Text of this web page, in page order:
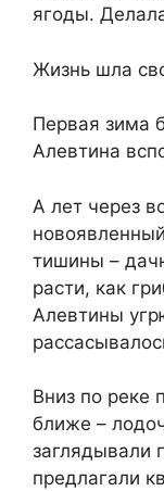
ягоды.
Жизнь шла
Первая зима
Алевтина
А лет через
тишины –
расти, как
Алевтины
Вниз по реке
ближе –
заглядывали
предлагали